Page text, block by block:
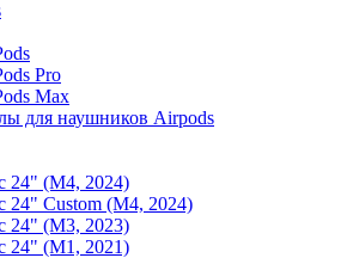
Pro
Max
для наушников Airpods
24" (M4, 2024)
24" Custom (M4, 2024)
24" (M3, 2023)
24" (M1, 2021)